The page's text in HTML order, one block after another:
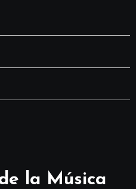
la Música